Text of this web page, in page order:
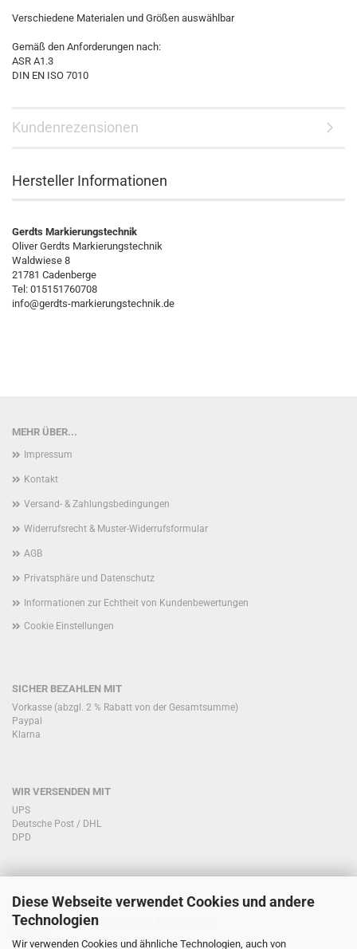
Diese Webseite verwendet Cookies und andere
Technologien
Wir verwenden Cookies und ähnliche Technologien, auch von
Verschiedene Materialen und Größen auswählbar
Gemäß den Anforderungen nach:
ASR A1.3
DIN EN ISO 7010
Kundenrezensionen
Hersteller Informationen
Gerdts Markierungstechnik
Oliver Gerdts Markierungstechnik
Waldwiese 8
21781 Cadenberge
Tel: 015151760708
info@gerdts-markierungstechnik.de
MEHR ÜBER...
Impressum
Kontakt
Versand- & Zahlungsbedingungen
Widerrufsrecht & Muster-Widerrufsformular
AGB
Privatsphäre und Datenschutz
Informationen zur Echtheit von Kundenbewertungen
Cookie Einstellungen
SICHER BEZAHLEN MIT
Vorkasse (abzgl. 2 % Rabatt von der Gesamtsumme)
Paypal
Klarna
WIR VERSENDEN MIT
UPS
Deutsche Post / DHL
DPD
KONTAKT KUNDENSERVICE
Sie haben Fragen zu unseren Produkten?
Telefon: